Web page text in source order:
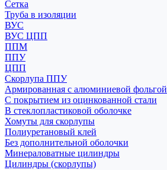
Сетка
Труба в изоляции
ВУС
ВУС ЦПП
ППМ
ППУ
ЦПП
Скорлупа ППУ
Армированная с алюминиевой фольгой
С покрытием из оцинкованной стали
В стеклопластиковой оболочке
Хомуты для скорлупы
Полиуретановый клей
Без дополнительной оболочки
Минераловатные цилиндры
Цилиндры (скорлупы)